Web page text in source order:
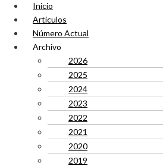
Inicio
Artículos
Número Actual
Archivo
2026
2025
2024
2023
2022
2021
2020
2019